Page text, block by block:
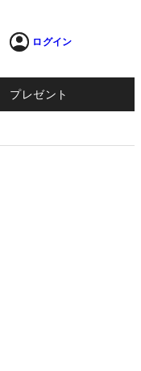
ログイン
プレゼント